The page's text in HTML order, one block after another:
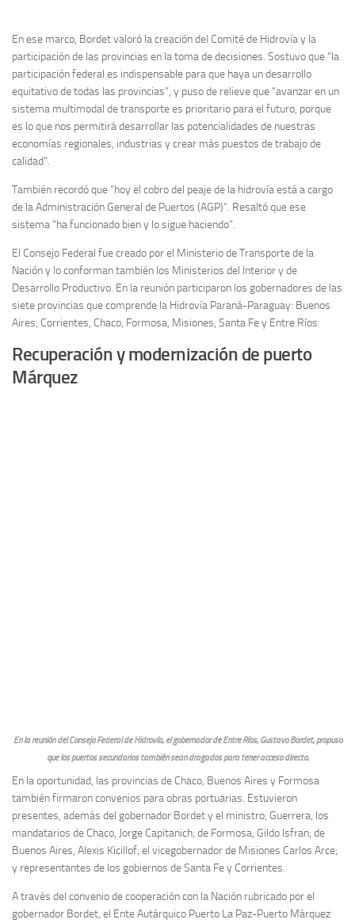
En ese marco, Bordet valoró la creación del Comité de Hidrovía y la
participación de las provincias en la toma de decisiones. Sostuvo que “la
participación federal es indispensable para que haya un desarrollo
equitativo de todas las provincias”, y puso de relieve que “avanzar en un
sistema multimodal de transporte es prioritario para el futuro, porque
es lo que nos permitirá desarrollar las potencialidades de nuestras
economías regionales, industrias y crear más puestos de trabajo de
calidad”.
También recordó que “hoy el cobro del peaje de la hidrovía está a cargo
de la Administración General de Puertos (AGP)”. Resaltó que ese
sistema “ha funcionado bien y lo sigue haciendo”.
El Consejo Federal fue creado por el Ministerio de Transporte de la
Nación y lo conforman también los Ministerios del Interior y de
Desarrollo Productivo. En la reunión participaron los gobernadores de las
siete provincias que comprende la Hidrovía Paraná-Paraguay: Buenos
Aires, Corrientes, Chaco, Formosa, Misiones, Santa Fe y Entre Ríos.
Recuperación y modernización de puerto
Márquez
En la reunión del Consejo Federal de Hidrovía, el gobernador de Entre Ríos, Gustavo Bordet, propuso
que los puertos secundarios también sean dragados para tener acceso directo.
En la oportunidad, las provincias de Chaco, Buenos Aires y Formosa
también firmaron convenios para obras portuarias. Estuvieron
presentes, además del gobernador Bordet y el ministro, Guerrera, los
mandatarios de Chaco, Jorge Capitanich; de Formosa, Gildo Isfran; de
Buenos Aires, Alexis Kicillof; el vicegobernador de Misiones Carlos Arce;
y representantes de los gobiernos de Santa Fe y Corrientes.
A través del convenio de cooperación con la Nación rubricado por el
gobernador Bordet, el Ente Autárquico Puerto La Paz-Puerto Márquez